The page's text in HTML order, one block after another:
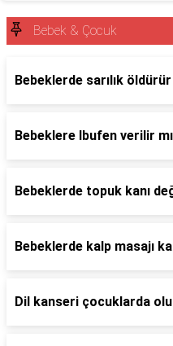
Bebek & Çocuk
Bebeklerde sarılık
Bebeklere Ibufen verilir
Bebeklerde topuk kanı
Bebeklerde kalp masajı
Dil kanseri çocuklarda